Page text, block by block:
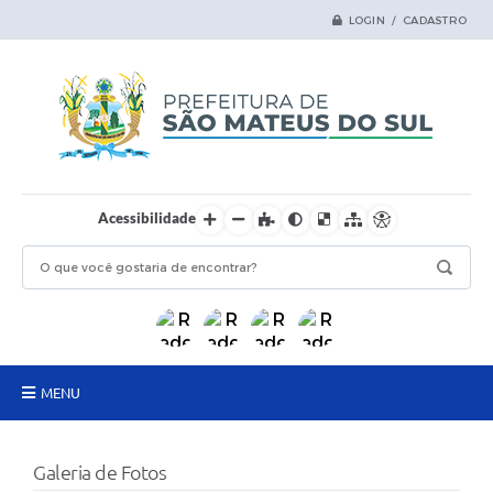
LOGIN / CADASTRO
Acessibilidade
MENU
Samas Digital
Galeria de Fotos